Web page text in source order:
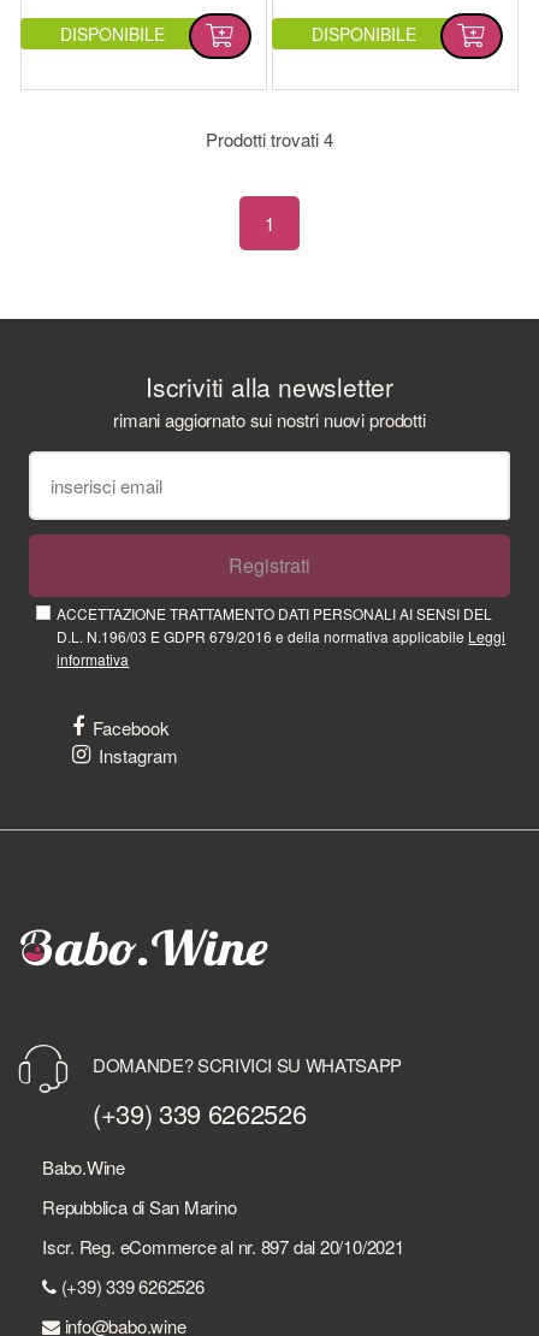
DISPONIBILE DISPONIBILE
Prodotti trovati4
1
Iscriviti alla newsletter
rimani aggiornato sui nostri nuovi prodotti
Registrati
ACCETTAZIONE TRATTAMENTO DATI PERSONALI AI SENSI DEL
D.L. N.196/03 E GDPR 679/2016 e della normativa applicabile Leggi
informativa
Facebook
Instagram
DOMANDE? SCRIVICI SU WHATSAPP
(+39) 339 6262526
Babo.Wine
Repubblica di San Marino
Iscr. Reg. eCommerce al nr. 897 dal 20/10/2021
(+39) 339 6262526
info@babo.wine